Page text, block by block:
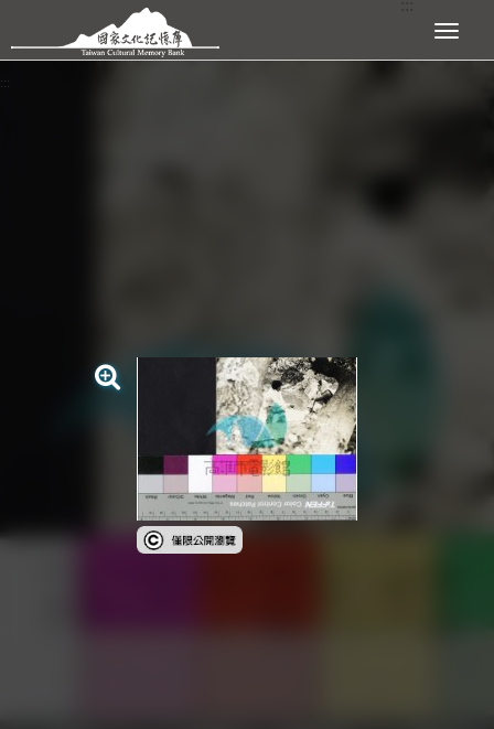
跳到主要內容區塊 展開選單
:::
受著作權法保護-僅限於本平台有限度公開瀏覽